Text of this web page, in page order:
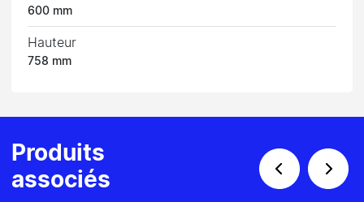
600 mm
Hauteur
758 mm
Produits
associés